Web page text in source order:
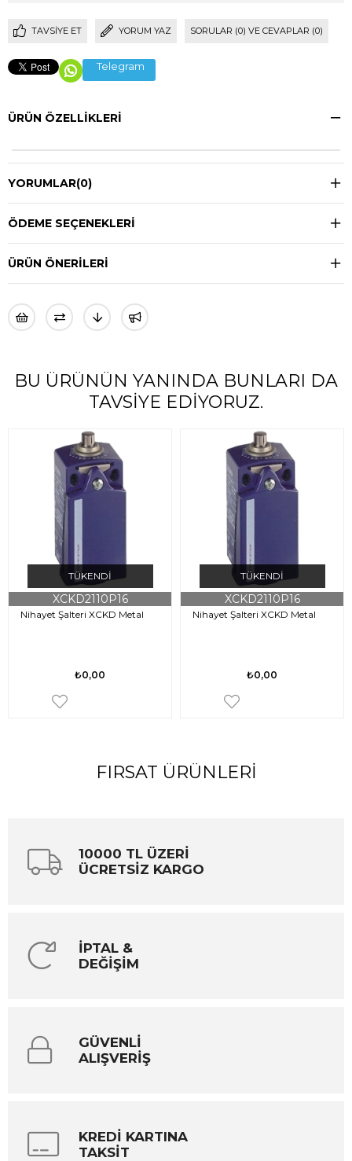
TAVSIYE ET YORUM YAZ SORULAR (0) VE CEVAPLAR (0)
Telegram
ÜRÜN ÖZELLIKLERI
YORUMLAR(0)
ÖDEME SEÇENEKLERI
ÜRÜN ÖNERILERI
BU ÜRÜNÜN YANINDA BUNLARI DA
TAVSIYE EDIYORUZ.
TÜKENDI
Nihayet Şalteri XCKD Metal
XCKD2110P16
₺0,00
TÜKENDI
Nihayet Şalteri XCKD Metal
XCKD2110P16
₺0,00
FIRSAT ÜRÜNLERI
10000 TL ÜZERİ
ÜCRETSİZ KARGO
İPTAL &
DEĞİŞİM
GÜVENLİ
ALIŞVERİŞ
KREDİ KARTINA
TAKSİT